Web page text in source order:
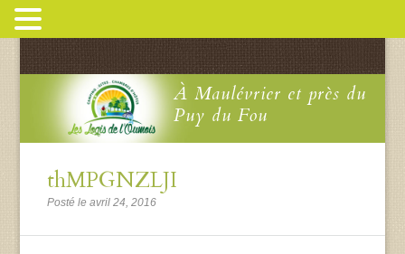
À Maulévrier et près du
Puy du Fou
thMPGNZLJI
Posté le avril 24, 2016